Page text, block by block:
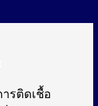
รติดเชื้อ